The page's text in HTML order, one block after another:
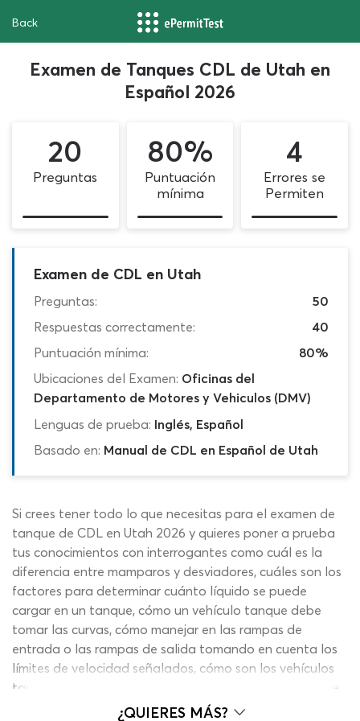
Back
Examen de Tanques CDL de Utah en
Español 2026
20
Preguntas
80%
Puntuación
mínima
4
Errores se
Permiten
Examen de CDL en Utah
Preguntas:
50
Respuestas correctamente:
40
Puntuación mínima:
80%
Ubicaciones del Examen: Oficinas del
Departamento de Motores y Vehiculos (DMV)
Lenguas de prueba: Inglés, Español
Basado en: Manual de CDL en Español de Utah
Si crees tener todo lo que necesitas para el examen de
tanque de CDL en Utah 2026 y quieres poner a prueba
tus conocimientos con interrogantes como cuál es la
diferencia entre mamparos y desviadores, cuáles son los
factores para determinar cuánto líquido se puede
cargar en un tanque, cómo un vehículo tanque debe
tomar las curvas, cómo manejar en las rampas de
entrada o las rampas de salida tomando en cuenta los
límites de velocidad señalados, cómo son los vehículos
tanque de cavidad uniforme diferentes de conducir que
los que tienen desviadores o qué hacer para controlar
¿QUIERES MÁS?